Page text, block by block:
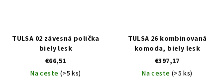
TULSA 02 závesná polička
biely lesk
€66,51
Na ceste (>5 ks)
TULSA 26 kombinovaná
komoda, biely lesk
€397,17
Na ceste (>5 ks)